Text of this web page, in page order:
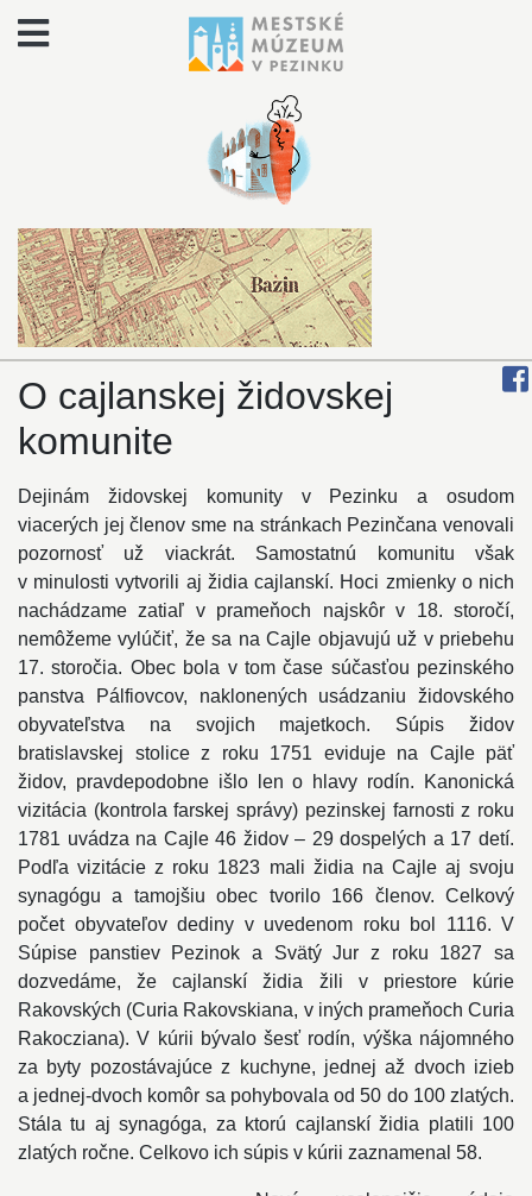
O cajlanskej židovskej
komunite
Dejinám židovskej komunity v Pezinku a osudom
viacerých jej členov sme na stránkach Pezinčana venovali
pozornosť už viackrát. Samostatnú komunitu však
v minulosti vytvorili aj židia cajlanskí. Hoci zmienky o nich
nachádzame zatiaľ v prameňoch najskôr v 18. storočí,
nemôžeme vylúčiť, že sa na Cajle objavujú už v priebehu
17. storočia. Obec bola v tom čase súčasťou pezinského
panstva Pálfiovcov, naklonených usádzaniu židovského
obyvateľstva na svojich majetkoch. Súpis židov
bratislavskej stolice z roku 1751 eviduje na Cajle päť
židov, pravdepodobne išlo len o hlavy rodín. Kanonická
vizitácia (kontrola farskej správy) pezinskej farnosti z roku
1781 uvádza na Cajle 46 židov – 29 dospelých a 17 detí.
Podľa vizitácie z roku 1823 mali židia na Cajle aj svoju
synagógu a tamojšiu obec tvorilo 166 členov. Celkový
počet obyvateľov dediny v uvedenom roku bol 1116. V
Súpise panstiev Pezinok a Svätý Jur z roku 1827 sa
dozvedáme, že cajlanskí židia žili v priestore kúrie
Rakovských (Curia Rakovskiana, v iných prameňoch Curia
Rakocziana). V kúrii bývalo šesť rodín, výška nájomného
za byty pozostávajúce z kuchyne, jednej až dvoch izieb
a jednej-dvoch komôr sa pohybovala od 50 do 100 zlatých.
Stála tu aj synagóga, za ktorú cajlanskí židia platili 100
zlatých ročne. Celkovo ich súpis v kúrii zaznamenal 58.